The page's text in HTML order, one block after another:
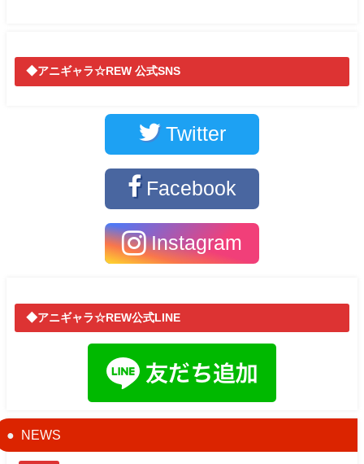
◆アニギャラ☆REW 公式SNS
Twitter
Facebook
Instagram
◆アニギャラ☆REW公式LINE
NEWS